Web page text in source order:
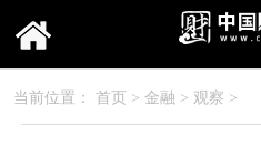
当前位置： 首页 > 金融 > 观察 >